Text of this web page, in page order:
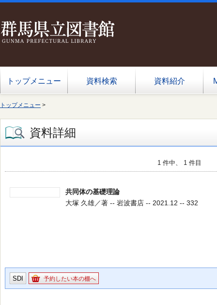
トップメニュー 資料検索 資料紹介
トップメニュー >
資料詳細
1 件中、 1 件目
共同体の基礎理論
大塚 久雄／著 -- 岩波書店 -- 2021.12 -- 332
SDI 予約したい本の棚へ